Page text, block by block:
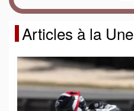
Articles à la Une